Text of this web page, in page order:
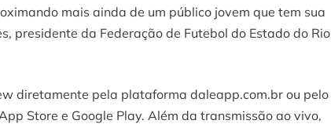
mais ainda de um público jovem que tem sua
presidente da Federação de Futebol do Estado do Rio
diretamente pela plataforma daleapp.com.br ou pelo
Store e Google Play. Além da transmissão ao vivo,